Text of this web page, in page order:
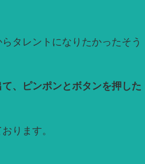
タレントになりたかったそう
て、ピンポンとボタンを押した
ります。